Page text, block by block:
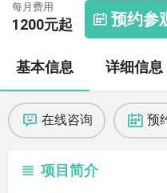
每月费用
1200元起 预约参
基本信息 详细信息
在线咨询 预
项目简介